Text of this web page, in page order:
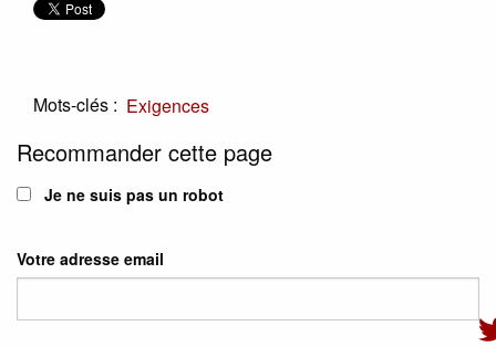
Mots-clés : Exigences
Recommander cette page
Je ne suis pas un robot
Votre adresse email